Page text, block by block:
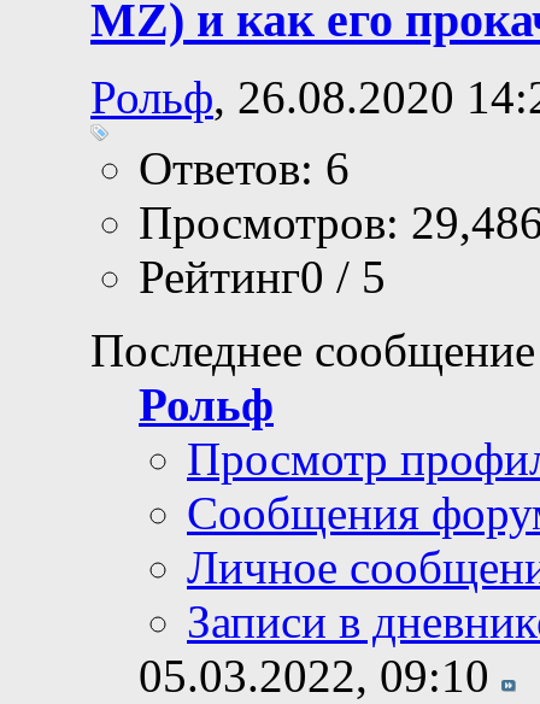
MZ) и как его
Рольф, 26.08.2020
Ответов: 6
Просмотров:
Рейтинг0 / 5
Последнее
Рольф
Просмотр
Сообщения
Личное
Записи в
05.03.2022, 09:10